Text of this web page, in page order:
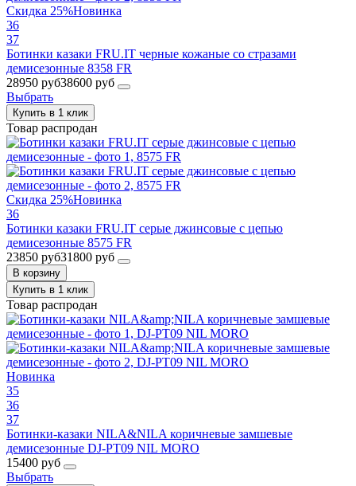
Скидка 25%Новинка
36
37
Ботинки казаки FRU.IT черные кожаные со стразами
демисезонные 8358 FR
28950 руб38600 руб
Выбрать
Купить в 1 клик
Товар распродан
Скидка 25%Новинка
36
Ботинки казаки FRU.IT серые джинсовые с цепью
демисезонные 8575 FR
23850 руб31800 руб
В корзину
Купить в 1 клик
Товар распродан
Новинка
35
36
37
Ботинки-казаки NILA&NILA коричневые замшевые
демисезонные DJ-PT09 NIL MORO
15400 руб
Выбрать